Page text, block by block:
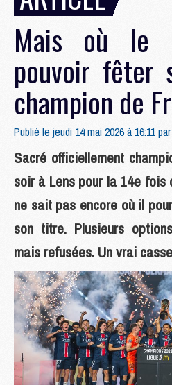
Mais où le
pouvoir fêter
champion de
Publié le jeudi 14 mai 2026 à 16:11 par
Sacré officiellement
soir à Lens pour la 14e fois
ne sait pas encore où il
son titre. Plusieurs
mais refusées. Un vrai